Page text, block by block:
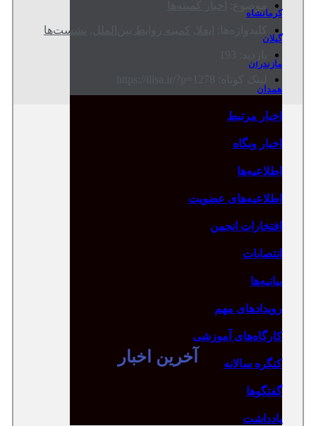
کرمانشاه
گیلان
مازندران
همدان
اخبار مرتبط
اخبار وبگاه
اطلاعیه‌ها
اطلاعیه‌های عضویت
افتخارات انجمن
انتصابات
بیانیه‌ها
رویدادهای مهم
کارگاه‌های آموزشی
کنگره سالانه
گفتگوها
یادداشت
نشست‌ها
آخرین اخبار